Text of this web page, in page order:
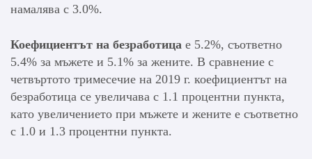
намалява с 3.0%.
Коефициентът на безработица е 5.2%, съответно
5.4% за мъжете и 5.1% за жените. В сравнение с
четвъртото тримесечие на 2019 г. коефициентът на
безработица се увеличава с 1.1 процентни пункта,
като увеличението при мъжете и жените е съответно
с 1.0 и 1.3 процентни пункта.